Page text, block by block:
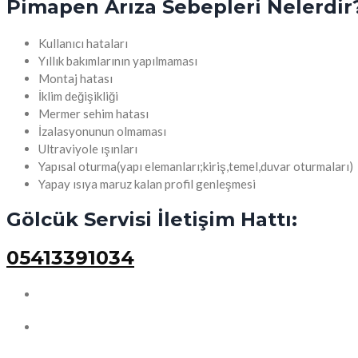
Pimapen Arıza Sebepleri
Kullanıcı hataları
Yıllık bakımlarının yapılmaması
Montaj hatası
İklim değişikliği
Mermer sehim hatası
İzalasyonunun olmaması
Ultraviyole ışınları
Yapısal oturma(yapı elemanları;kiriş,temel,duvar oturmaları)
Yapay ısıya maruz kalan profil genleşmesi
Gölcük Servisi İletişim Hattı:
05413391034